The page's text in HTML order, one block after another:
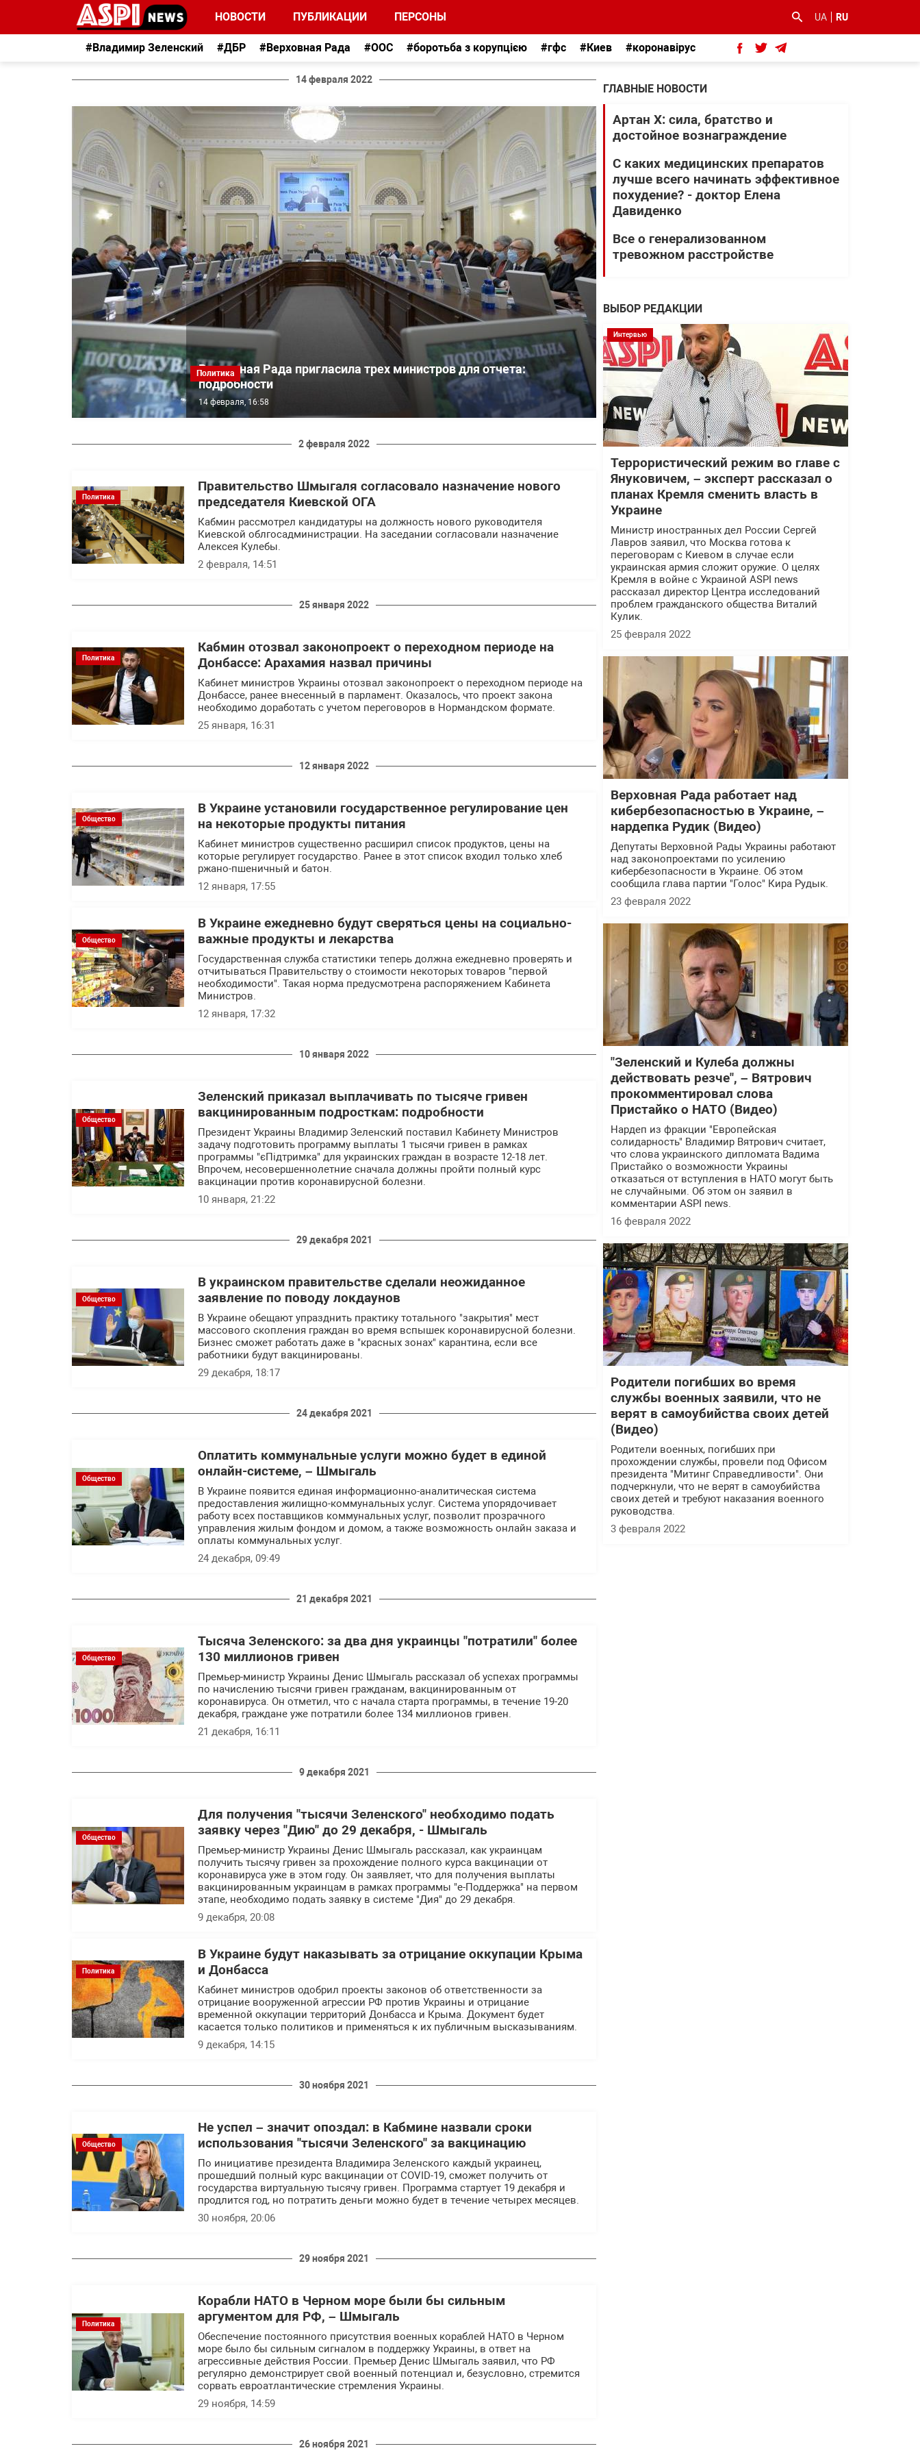
НОВОСТИ ПУБЛИКАЦИИ ПЕРСОНЫ UA RU
#Владимир Зеленский #ДБР #Верховная Рада #ООС #боротьба з корупцією #гфс #Киев #коронавірус
14 февраля 2022
Политика
Верховная Рада пригласила трех министров для отчета:
подробности
14 февраля, 16:58
2 февраля 2022
Политика
Правительство Шмыгаля согласовало назначение нового
председателя Киевской ОГА
Кабмин рассмотрел кандидатуры на должность нового руководителя
Киевской облгосадминистрации. На заседании согласовали назначение
Алексея Кулебы.
2 февраля, 14:51
25 января 2022
Политика
Кабмин отозвал законопроект о переходном периоде на
Донбассе: Арахамия назвал причины
Кабинет министров Украины отозвал законопроект о переходном периоде на
Донбассе, ранее внесенный в парламент. Оказалось, что проект закона
необходимо доработать с учетом переговоров в Нормандском формате.
25 января, 16:31
12 января 2022
Общество
В Украине установили государственное регулирование цен
на некоторые продукты питания
Кабинет министров существенно расширил список продуктов, цены на
которые регулирует государство. Ранее в этот список входил только хлеб
ржано-пшеничный и батон.
12 января, 17:55
Общество
В Украине ежедневно будут сверяться цены на социально-
важные продукты и лекарства
Государственная служба статистики теперь должна ежедневно проверять и
отчитываться Правительству о стоимости некоторых товаров "первой
необходимости". Такая норма предусмотрена распоряжением Кабинета
Министров.
12 января, 17:32
10 января 2022
Общество
Зеленский приказал выплачивать по тысяче гривен
вакцинированным подросткам: подробности
Президент Украины Владимир Зеленский поставил Кабинету Министров
задачу подготовить программу выплаты 1 тысячи гривен в рамках
программы "єПідтримка" для украинских граждан в возрасте 12-18 лет.
Впрочем, несовершеннолетние сначала должны пройти полный курс
вакцинации против коронавирусной болезни.
10 января, 21:22
29 декабря 2021
Общество
В украинском правительстве сделали неожиданное
заявление по поводу локдаунов
В Украине обещают упразднить практику тотального "закрытия" мест
массового скопления граждан во время вспышек коронавирусной болезни.
Бизнес сможет работать даже в "красных зонах" карантина, если все
работники будут вакцинированы.
29 декабря, 18:17
24 декабря 2021
Общество
Оплатить коммунальные услуги можно будет в единой
онлайн-системе, – Шмыгаль
В Украине появится единая информационно-аналитическая система
предоставления жилищно-коммунальных услуг. Система упорядочивает
работу всех поставщиков коммунальных услуг, позволит прозрачного
управления жилым фондом и домом, а также возможность онлайн заказа и
оплаты коммунальных услуг.
24 декабря, 09:49
21 декабря 2021
Общество
Тысяча Зеленского: за два дня украинцы "потратили" более
130 миллионов гривен
Премьер-министр Украины Денис Шмыгаль рассказал об успехах программы
по начислению тысячи гривен гражданам, вакцинированным от
коронавируса. Он отметил, что с начала старта программы, в течение 19-20
декабря, граждане уже потратили более 134 миллионов гривен.
21 декабря, 16:11
9 декабря 2021
Общество
Для получения "тысячи Зеленского" необходимо подать
заявку через "Дию" до 29 декабря, - Шмыгаль
Премьер-министр Украины Денис Шмыгаль рассказал, как украинцам
получить тысячу гривен за прохождение полного курса вакцинации от
коронавируса уже в этом году. Он заявляет, что для получения выплаты
вакцинированным украинцам в рамках программы "е-Поддержка" на первом
этапе, необходимо подать заявку в системе "Дия" до 29 декабря.
9 декабря, 20:08
Политика
В Украине будут наказывать за отрицание оккупации Крыма
и Донбасса
Кабинет министров одобрил проекты законов об ответственности за
отрицание вооруженной агрессии РФ против Украины и отрицание
временной оккупации территорий Донбасса и Крыма. Документ будет
касается только политиков и применяться к их публичным высказываниям.
9 декабря, 14:15
30 ноября 2021
Общество
Не успел – значит опоздал: в Кабмине назвали сроки
использования "тысячи Зеленского" за вакцинацию
По инициативе президента Владимира Зеленского каждый украинец,
прошедший полный курс вакцинации от COVID-19, сможет получить от
государства виртуальную тысячу гривен. Программа стартует 19 декабря и
продлится год, но потратить деньги можно будет в течение четырех месяцев.
30 ноября, 20:06
29 ноября 2021
Политика
Корабли НАТО в Черном море были бы сильным
аргументом для РФ, – Шмыгаль
Обеспечение постоянного присутствия военных кораблей НАТО в Черном
море было бы сильным сигналом в поддержку Украины, в ответ на
агрессивные действия России. Премьер Денис Шмыгаль заявил, что РФ
регулярно демонстрирует свой военный потенциал и, безусловно, стремится
сорвать евроатлантические стремления Украины.
29 ноября, 14:59
26 ноября 2021
ГЛАВНЫЕ НОВОСТИ
Артан Х: сила, братство и
достойное вознаграждение
С каких медицинских препаратов
лучше всего начинать эффективное
похудение? - доктор Елена
Давиденко
Все о генерализованном
тревожном расстройстве
ВЫБОР РЕДАКЦИИ
Интервью
Террористический режим во главе с
Януковичем, – эксперт рассказал о
планах Кремля сменить власть в
Украине
Министр иностранных дел России Сергей
Лавров заявил, что Москва готова к
переговорам с Киевом в случае если
украинская армия сложит оружие. О целях
Кремля в войне с Украиной ASPI news
рассказал директор Центра исследований
проблем гражданского общества Виталий
Кулик.
25 февраля 2022
Верховная Рада работает над
кибербезопасностью в Украине, –
нардепка Рудик (Видео)
Депутаты Верховной Рады Украины работают
над законопроектами по усилению
кибербезопасности в Украине. Об этом
сообщила глава партии "Голос" Кира Рудык.
23 февраля 2022
"Зеленский и Кулеба должны
действовать резче", – Вятрович
прокомментировал слова
Пристайко о НАТО (Видео)
Нардеп из фракции "Европейская
солидарность" Владимир Вятрович считает,
что слова украинского дипломата Вадима
Пристайко о возможности Украины
отказаться от вступления в НАТО могут быть
не случайными. Об этом он заявил в
комментарии ASPI news.
16 февраля 2022
Родители погибших во время
службы военных заявили, что не
верят в самоубийства своих детей
(Видео)
Родители военных, погибших при
прохождении службы, провели под Офисом
президента "Митинг Справедливости". Они
подчеркнули, что не верят в самоубийства
своих детей и требуют наказания военного
руководства.
3 февраля 2022